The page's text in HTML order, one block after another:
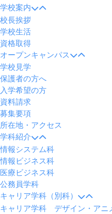
ニ
ュ
ー
学校案内
校長挨拶
学校生活
資格取得
オープンキャンパス
学校見学
保護者の方へ
入学希望の方
資料請求
募集要項
所在地・アクセス
学科紹介
情報システム科
情報ビジネス科
医療ビジネス科
公務員学科
キャリア学科（別科）
キャリア学科 デザイン・アニ